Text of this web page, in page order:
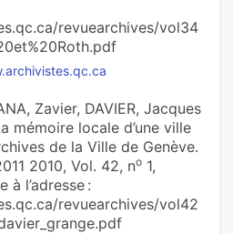
revuearchives/vol34
Zavier, DAVIER, Jacques
mémoire locale d’une ville
de la Ville de Genève.
2010, Vol. 42, no 1,
à l’adresse :
revuearchives/vol42